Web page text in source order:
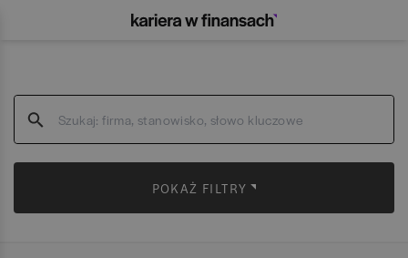
POKAŻ FILTRY